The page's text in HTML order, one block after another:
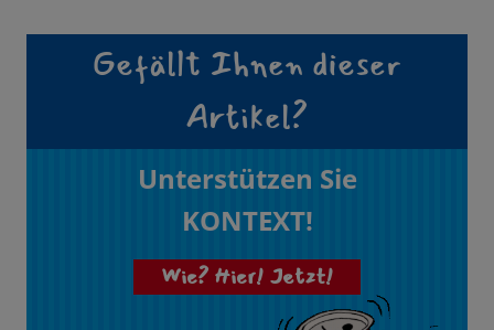
Gefällt Ihnen dieser
Artikel?
Unterstützen Sie
KONTEXT!
Wie? Hier! Jetzt!